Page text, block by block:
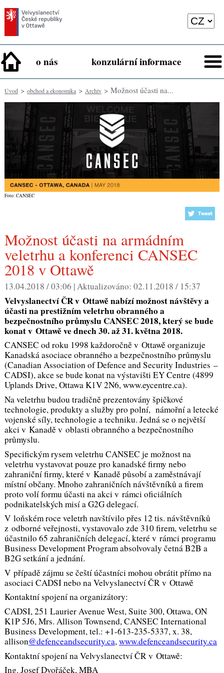
o nás konzulární informace
Úvod> obchod a ekonomika> Archív> Možnost účasti na...
Foto: CANSEC
Možnost účasti na armádním
veletrhu a konferenci CANSEC
2018 v Ottawě
13.04.2018 / 03:06 |Aktualizováno: 02.11.2018 / 15:37
Velvyslanectví ČR v Ottawě nabízí možnost návštěvy a
účasti na prestižním veletrhu obranného a
bezpečnostního průmyslu CANSEC 2018, který se bude
konat v Ottawě ve dnech 30. až 31. května 2018.
CANSEC od roku 1998 každoročně v Ottawě organizuje
Kanadská asociace obranného a bezpečnostního průmyslu
(Canadian Association of Defence and Security Industries –
CADSI), akce se bude konat na výstavišti EY Centre (4899
Uplands Drive, Ottawa K1V 2N6, www.eycentre.ca).
Na veletrhu budou tradičně prezentovány špičkové
technologie, produkty a služby pro polní, námořní a letecké
vojenské síly, technologie a techniku. Jedná se o největší
akci v Kanadě v oblasti obranného a bezpečnostního
průmyslu.
Specifickým rysem veletrhu CANSEC je možnost na
veletrhu vystavovat pouze pro kanadské firmy nebo
zahraniční firmy, které v Kanadě působí a zaměstnávají
místní občany. Mnoho zahraničních návštěvníků a firem
proto volí formu účasti na akci v rámci oficiálních
podnikatelských misí a G2G delegací.
V loňském roce veletrh navštívilo přes 12 tis. návštěvníků
z odborné veřejnosti, vystavovalo zde 310 firem, veletrhu se
účastnilo 65 zahraničních delegací, které v rámci programu
Business Development Program absolvovaly četná B2B a
B2G setkání a jednání.
V případě zájmu se čeští účastníci mohou obrátit přímo na
asociaci CADSI nebo na Velvyslanectví ČR v Ottawě
Kontaktní spojení na organizátory:
CADSI, 251 Laurier Avenue West, Suite 300, Ottawa, ON
K1P 5J6, Mrs. Allison Townsend, CANSEC International
Business Development, tel.: +1-613-235-5337, x. 38,
allison@defenceandsecurity.ca,www.defenceandsecurity.ca
Kontaktní spojení na Velvyslanectví ČR v Ottawě:
Ing. Josef Dvořáček, MBA